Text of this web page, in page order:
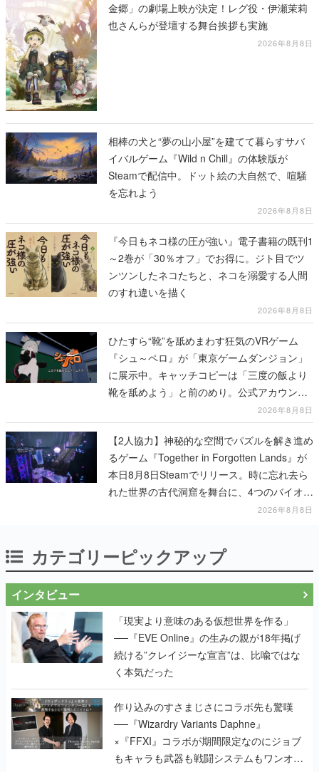
金郷」の劇場上映が決定！レグ役・伊瀬茉莉
也さんらが登壇する舞台挨拶も実施
2026年8月8日
相棒の犬と“夢の山小屋”を建てて暮らすサバ
イバルゲーム『Wild n Chill』の体験版が
Steamで配信中。ドット絵の大自然で、喧騒
を忘れよう
2026年8月8日
『今日もネコ様の圧が強い』電子書籍の既刊1
～2巻が「30％オフ」でお得に。ジト目でツ
ンツンしたネコたちと、ネコを溺愛する人間
のすれ違いを描く
2026年8月8日
ひたすら“靴”を舐めまわす狂気のVRゲーム
『シュ～ペロ』が「東京ゲームダンジョン」
に展示中。キャッチコピーは「三度の飯より
靴を舐めよう」と前のめり。公式アカウント
も開設され、2026年リリースに向けて開発中
2026年8月8日
【2人協力】神秘的な空間でパズルを解き進め
るゲーム『Together in Forgotten Lands』が
本日8月8日Steamでリリース。時に忘れ去ら
れた世界の古代洞窟を舞台に、4つのバイオー
2026年8月8日
カテゴリーピックアップ
インタビュー
「現実より意味のある仮想世界を作る」
──『EVE Online』の生みの親が18年掲げ
続ける”クレイジーな宣言”は、比喩ではな
く本気だった
作り込みのすさまじさにコラボ先も驚嘆
──『Wizardry Variants Daphne』
×『FFXI』コラボが期間限定なのにジョブ
もキャラも武器も戦闘システムもワンオフ